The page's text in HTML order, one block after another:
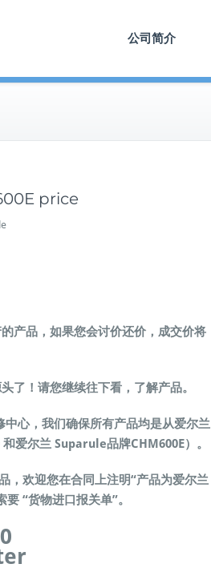
公司简介
price
产品，如果您会讨价还价，成交价将
了！请您继续往下看，了解产品。
心，我们确保所有产品均是从爱尔兰
爱尔兰 Suparule品牌CHM600E）。
，欢迎您在合同上注明“产品为爱尔兰
“货物进口报关单”。